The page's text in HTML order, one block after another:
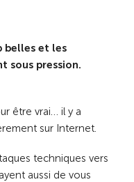
belles et les
sous pression.
être vrai… il y a
sur Internet.
techniques vers
aussi de vous